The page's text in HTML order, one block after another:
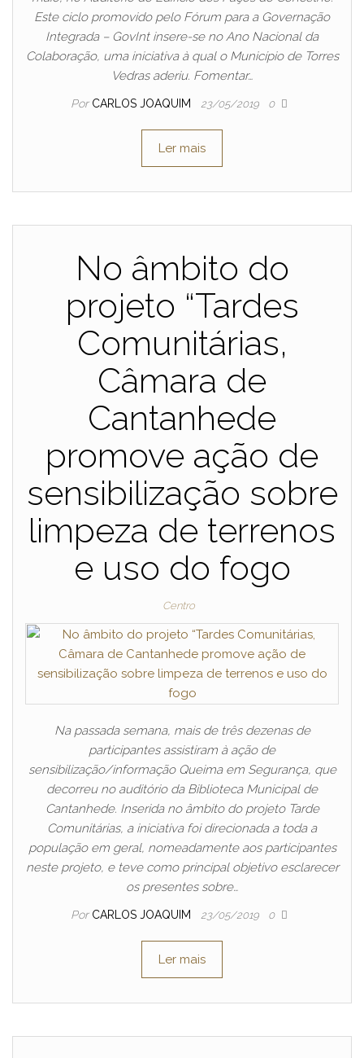
Este ciclo promovido pelo Fórum para a Governação
Integrada – GovInt insere-se no Ano Nacional da
Colaboração, uma iniciativa à qual o Município de Torres
Vedras aderiu. Fomentar…
Por CARLOS JOAQUIM 23/05/2019 0
Ler mais
No âmbito do
projeto “Tardes
Comunitárias,
Câmara de
Cantanhede
promove ação de
sensibilização sobre
limpeza de terrenos
e uso do fogo
Centro
Na passada semana, mais de três dezenas de
participantes assistiram à ação de
sensibilização/informação Queima em Segurança, que
decorreu no auditório da Biblioteca Municipal de
Cantanhede. Inserida no âmbito do projeto Tarde
Comunitárias, a iniciativa foi direcionada a toda a
população em geral, nomeadamente aos participantes
neste projeto, e teve como principal objetivo esclarecer
os presentes sobre…
Por CARLOS JOAQUIM 23/05/2019 0
Ler mais